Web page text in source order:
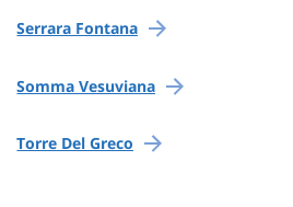
Serrara Fontana
Somma Vesuviana
Torre Del Greco